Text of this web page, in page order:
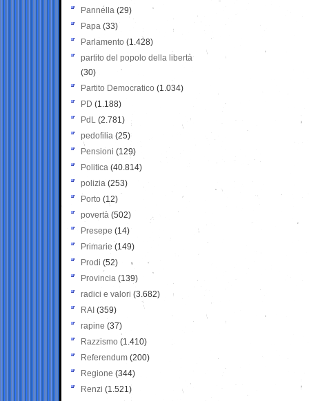
Pannella (29)
Papa (33)
Parlamento (1.428)
partito del popolo della libertà
(30)
Partito Democratico (1.034)
PD (1.188)
PdL (2.781)
pedofilia (25)
Pensioni (129)
Politica (40.814)
polizia (253)
Porto (12)
povertà (502)
Presepe (14)
Primarie (149)
Prodi (52)
Provincia (139)
radici e valori (3.682)
RAI (359)
rapine (37)
Razzismo (1.410)
Referendum (200)
Regione (344)
Renzi (1.521)